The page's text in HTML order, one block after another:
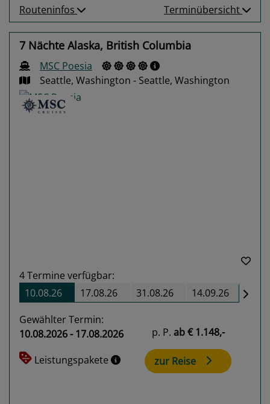
Routeninfos Terminübersicht
7 Nächte Alaska, British Columbia
MSC Poesia
Seattle, Washington - Seattle, Washington
4Termine verfügbar:
10.08.26
17.08.26 31.08.26 14.09.26
Gewählter Termin:
10.08.2026 - 17.08.2026
Leistungspakete
p. P. ab€ 1.148,-
zur Reise